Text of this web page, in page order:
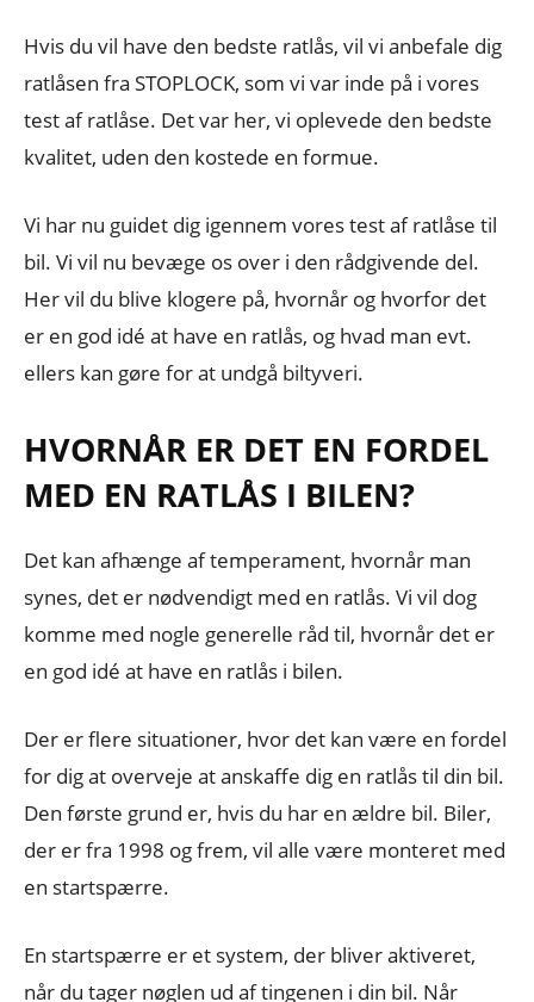
Hvis du vil have den bedste ratlås, vil vi anbefale dig
ratlåsen fra STOPLOCK, som vi var inde på i vores
test af ratlåse. Det var her, vi oplevede den bedste
kvalitet, uden den kostede en formue.
Vi har nu guidet dig igennem vores test af ratlåse til
bil. Vi vil nu bevæge os over i den rådgivende del.
Her vil du blive klogere på, hvornår og hvorfor det
er en god idé at have en ratlås, og hvad man evt.
ellers kan gøre for at undgå biltyveri.
HVORNÅR ER DET EN FORDEL
MED EN RATLÅS I BILEN?
Det kan afhænge af temperament, hvornår man
synes, det er nødvendigt med en ratlås. Vi vil dog
komme med nogle generelle råd til, hvornår det er
en god idé at have en ratlås i bilen.
Der er flere situationer, hvor det kan være en fordel
for dig at overveje at anskaffe dig en ratlås til din bil.
Den første grund er, hvis du har en ældre bil. Biler,
der er fra 1998 og frem, vil alle være monteret med
en startspærre.
En startspærre er et system, der bliver aktiveret,
når du tager nøglen ud af tingenen i din bil. Når